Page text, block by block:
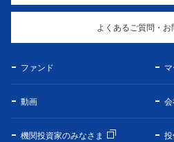
よくあるご質問・
ファンド
動画
機関投資家のみなさま